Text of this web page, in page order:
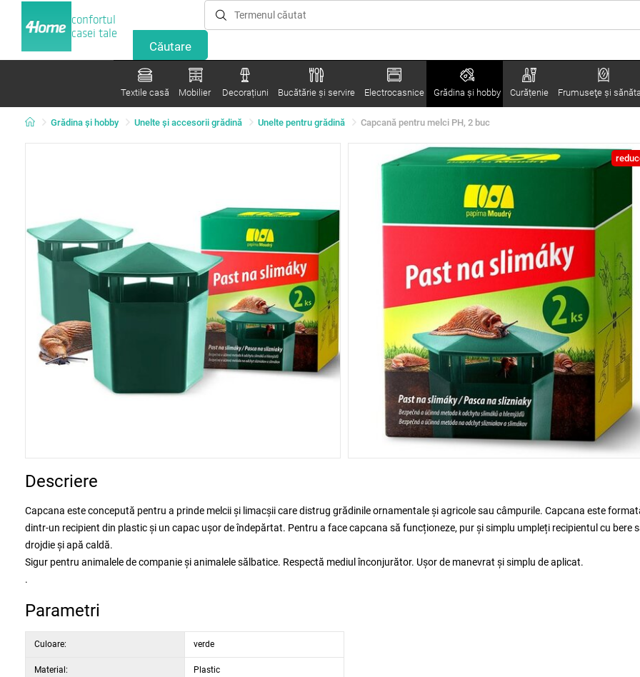
confortul
casei tale
Textile casă Mobilier Decorațiuni Bucătărie și servire Electrocasnice Grădina şi hobby Curățenie Frumuseţe şi
Grădina şi hobby Unelte şi accesorii grădină Unelte pentru grădină Capcană pentru melci PH, 2 buc
Descriere
Capcana este concepută pentru a prinde melcii și limacșii care distrug grădinile ornamentale și agricole sau câmpurile. Capcana este
dintr-un recipient din plastic și un capac ușor de îndepărtat. Pentru a face capcana să funcționeze, pur și simplu umpleți recipientul cu bere
drojdie și apă caldă.
Sigur pentru animalele de companie și animalele sălbatice. Respectă mediul înconjurător. Ușor de manevrat și simplu de aplicat.
.
Parametri
Culoare: verde
Material: Plastic